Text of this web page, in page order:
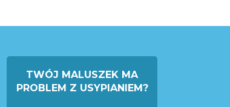
TWÓJ MALUSZEK MA
PROBLEM Z USYPIANIEM?